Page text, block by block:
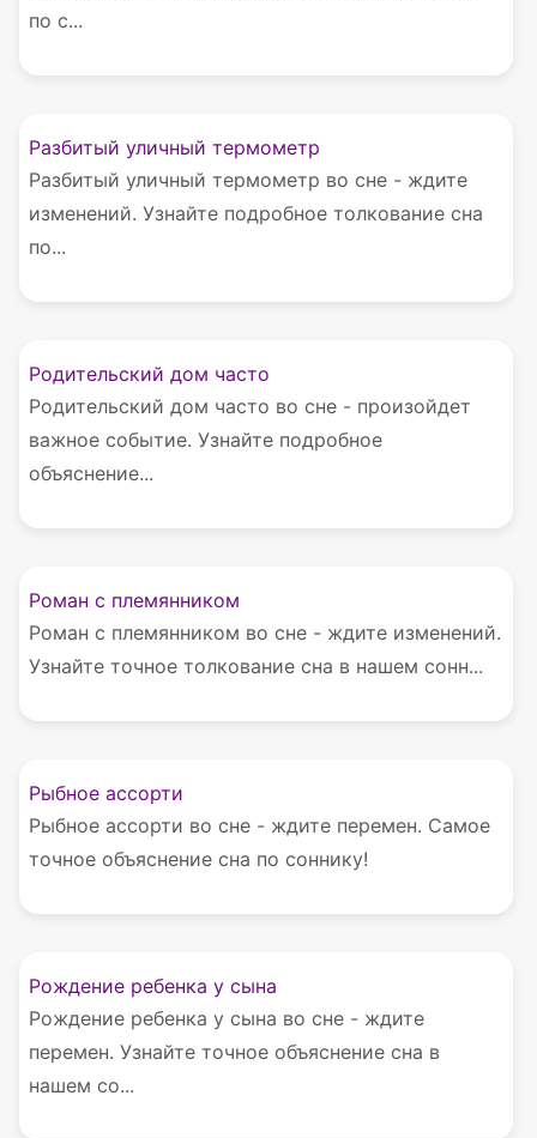
по с...
Разбитый уличный термометр
Разбитый уличный термометр во сне - ждите
изменений. Узнайте подробное толкование сна
по...
Родительский дом часто
Родительский дом часто во сне - произойдет
важное событие. Узнайте подробное
объяснение...
Роман с племянником
Роман с племянником во сне - ждите изменений.
Узнайте точное толкование сна в нашем сонн...
Рыбное ассорти
Рыбное ассорти во сне - ждите перемен. Самое
точное объяснение сна по соннику!
Рождение ребенка у сына
Рождение ребенка у сына во сне - ждите
перемен. Узнайте точное объяснение сна в
нашем со...